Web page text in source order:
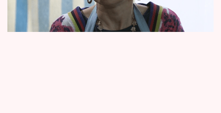
Sledujte prima+
scéna z pátečního Přístavu.